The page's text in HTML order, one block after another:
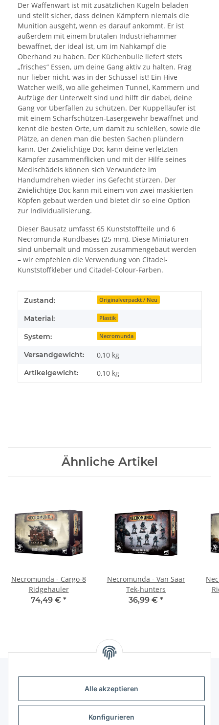
Alle akzeptieren
Konfigurieren
Der Waffenwart ist mit zusätzlichen Kugeln beladen
und stellt sicher, dass deinen Kämpfern niemals die
Munition ausgeht, wenn es darauf ankommt. Er ist
außerdem mit einem brutalen Industriehammer
bewaffnet, der ideal ist, um im Nahkampf die
Oberhand zu haben. Der Küchenbulle liefert stets
„frisches“ Essen, um deine Gang aktiv zu halten. Frag
nur lieber nicht, was in der Schüssel ist! Ein Hive
Watcher weiß, wo alle geheimen Tunnel, Kammern und
Aufzüge der Unterwelt sind und hilft dir dabei, deine
Gang vor Überfällen zu schützen. Der Kuppelläufer ist
mit einem Scharfschützen-Lasergewehr bewaffnet und
kennt die besten Orte, um damit zu schießen, sowie die
Plätze, an denen man die besten Sachen plündern
kann. Der Zwielichtige Doc kann deine verletzten
Kämpfer zusammenflicken und mit der Hilfe seines
Medischädels können sich Verwundete im
Handumdrehen wieder ins Gefecht stürzen. Der
Zwielichtige Doc kann mit einem von zwei maskierten
Köpfen gebaut werden und bietet dir so eine Option
zur Individualisierung.
Dieser Bausatz umfasst 65 Kunststoffteile und 6
Necromunda-Rundbases (25 mm). Diese Miniaturen
sind unbemalt und müssen zusammengebaut werden
– wir empfehlen die Verwendung von Citadel-
Kunststoffkleber und Citadel-Colour-Farben.
Produkteigenschaft
Wert
Zustand: Originalverpackt / Neu
Material: Plastik
System: Necromunda
Versandgewicht: 0,10 kg
Artikelgewicht: 0,10 kg
Ähnliche Artikel
Necromunda - Cargo-8
Ridgehauler
74,49 € *
Necromunda - Van Saar
Tek-hunters
36,99 € *
Gesetzliche Informationen